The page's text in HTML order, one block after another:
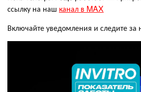
ссылку на наш канал в MAX
Включайте уведомления и следите за